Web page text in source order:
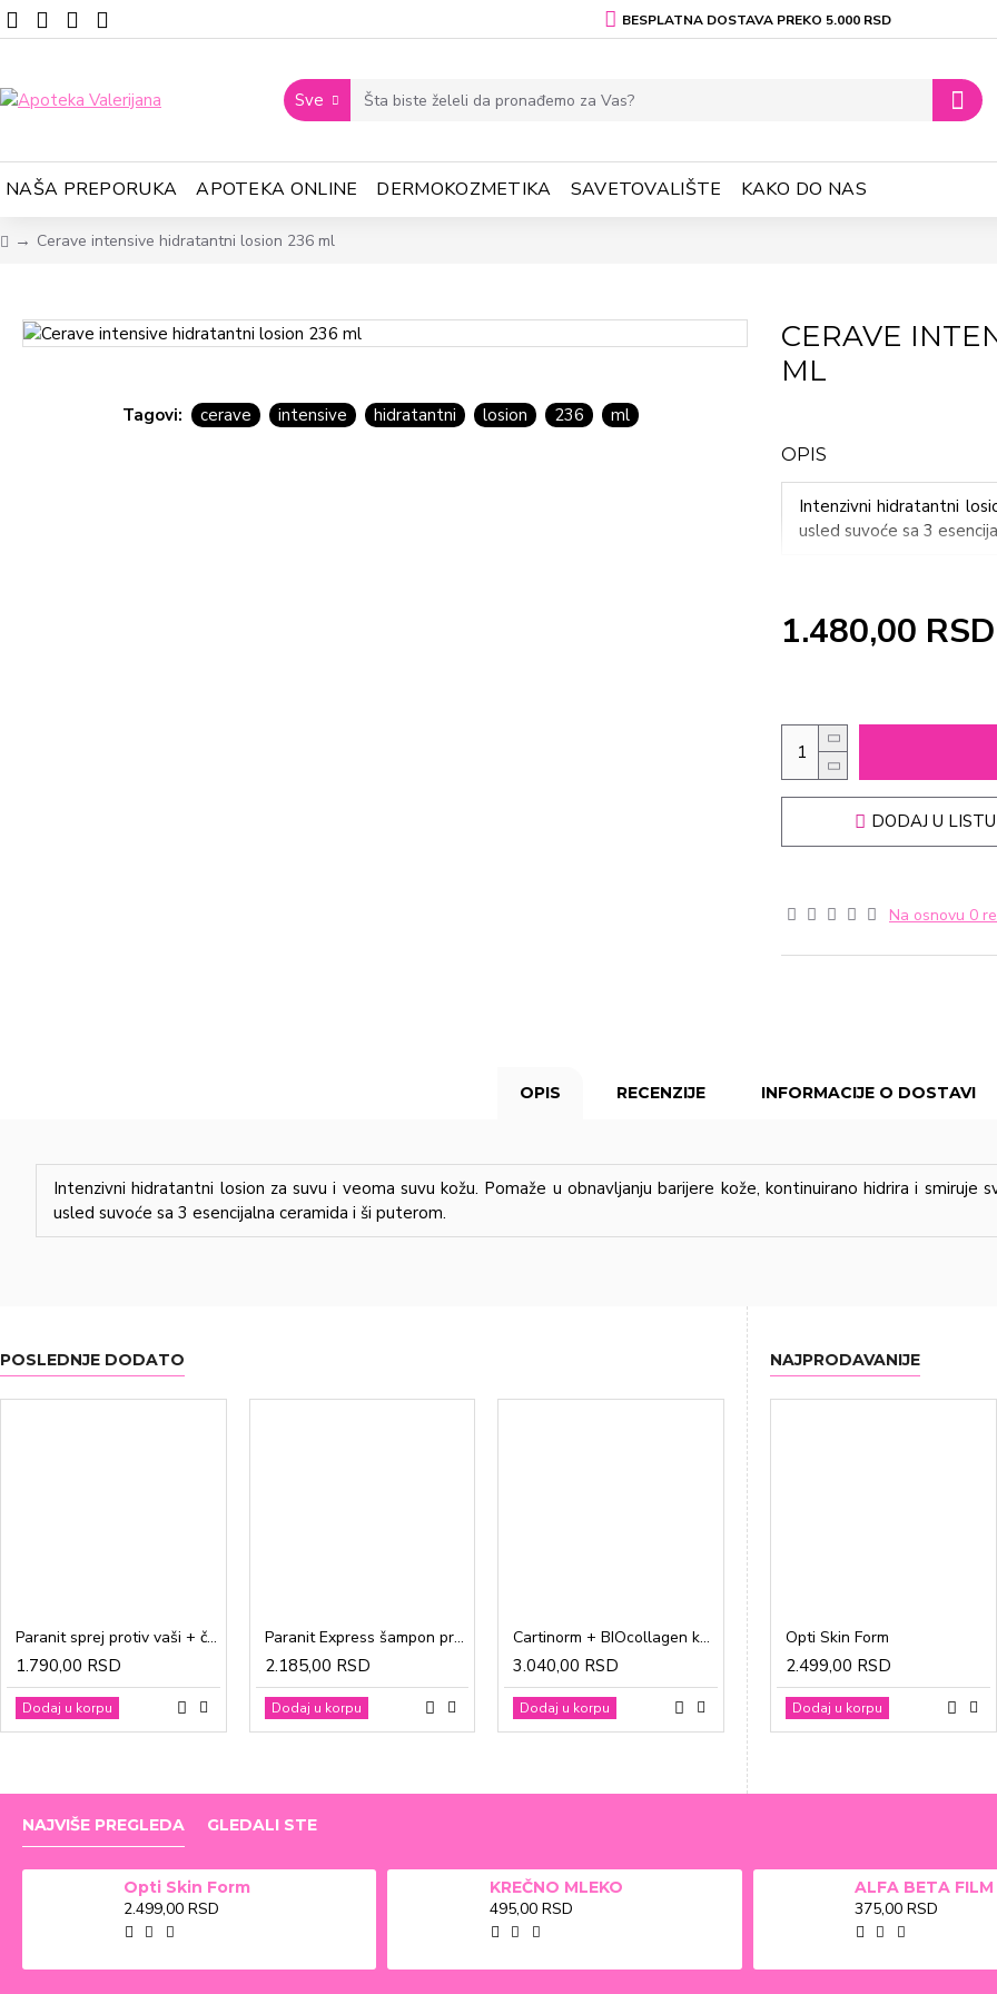
BESPLATNA DOSTAVA PREKO 5.000 RSD
Sve
NAŠA PREPORUKA APOTEKA ONLINE DERMOKOZMETIKA SAVETOVALIŠTE KAKO DO NAS
Cerave intensive hidratantni losion 236 ml
Tagovi: cerave intensive hidratantni losion 236 ml
CERAVE
ML
OPIS
Intenzivni hidratantni
usled suvoće sa 3
Na osnovu 0
1.480,00 RSD
DODAJ U
OPIS RECENZIJE INFORMACIJE O DOSTAVI
Intenzivni hidratantni losion za suvu i veoma suvu kožu. Pomaže u obnavljanju barijere kože, kontinuirano hidrira i smiruje
usled suvoće sa 3 esencijalna ceramida i ši puterom.
POSLEDNJE DODATO
Paranit sprej protiv vaši + češalj 100ml
1.790,00 RSD
Dodaj u korpu
Paranit Express šampon protiv vaši + češalj 200ml
2.185,00 RSD
Dodaj u korpu
Cartinorm + BIOcollagen kesice a20
3.040,00 RSD
Dodaj u korpu
Gravidon A tablete a30
1.865,00 RSD
Dodaj u korpu
NAJPRODAVANIJE
Opti Skin Form
2.499,00 RSD
Dodaj u korpu
NAJVIŠE PREGLEDA GLEDALI STE
Opti Skin Form
2.499,00 RSD
KREČNO MLEKO
495,00 RSD 375,00 RSD